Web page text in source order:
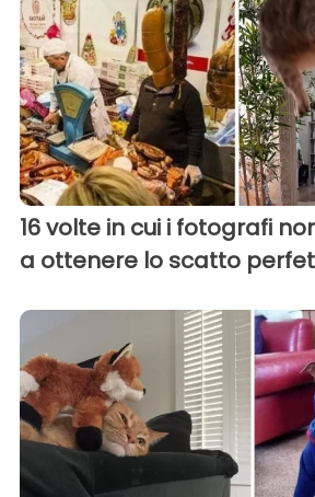
16 volte in cui i fotografi
a ottenere lo scatto